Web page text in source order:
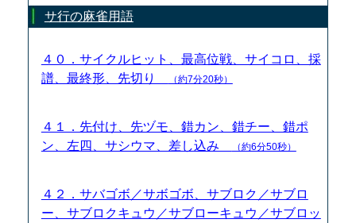
サ行の麻雀用語
４０．サイクルヒット、最高位戦、サイコロ、採
譜、最終形、先切り
（約7分20秒）
４１．先付け、先ヅモ、錯カン、錯チー、錯ポ
ン、左四、サシウマ、差し込み
（約6分50秒）
４２．サバゴボ／サボゴボ、サブロク／サブロ
ー、サブロクキュウ／サブローキュウ／サブロッ